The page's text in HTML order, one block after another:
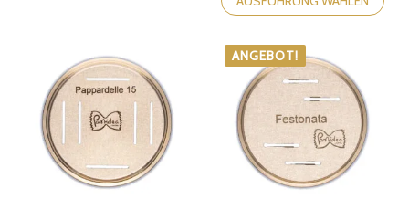
Optionen
können
der
Produktseite
gewählt
weist
Varianten
auf.
Optionen
können
auf
Produktseite
ANGEBOT!